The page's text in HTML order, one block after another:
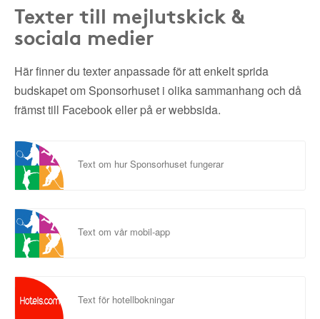
Texter till mejlutskick &
sociala medier
Här finner du texter anpassade för att enkelt sprida
budskapet om Sponsorhuset i olika sammanhang och då
främst till Facebook eller på er webbsida.
Text om hur Sponsorhuset fungerar
Text om vår mobil-app
Text för hotellbokningar